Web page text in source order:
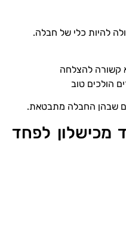
להיות כלי של חבלה.
קשורה להצלחה
הולכים טוב
שבהן החבלה מתבטאת.
מכישלון לפחד